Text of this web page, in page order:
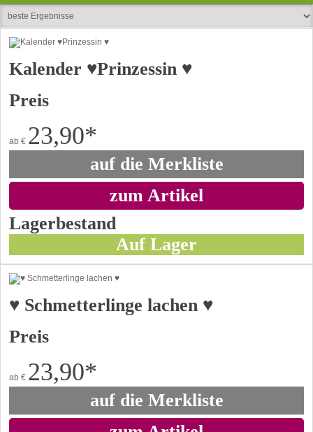
Kalender ♥Prinzessin ♥
Preis
ab € 23,90*
auf die Merkliste
zum Artikel
Lagerbestand
Auf Lager
♥ Schmetterlinge lachen ♥
Preis
ab € 23,90*
auf die Merkliste